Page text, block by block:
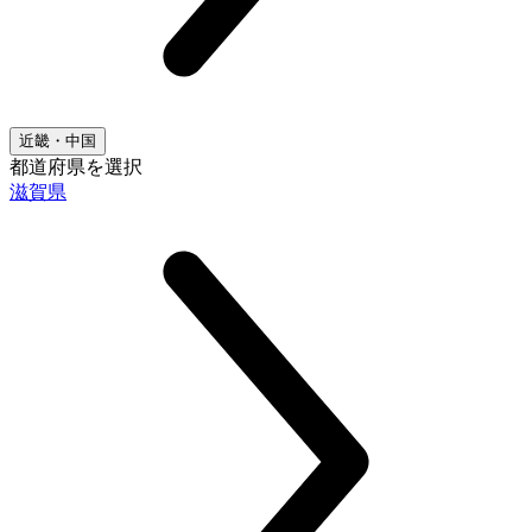
近畿・中国
都道府県を選択
滋賀県